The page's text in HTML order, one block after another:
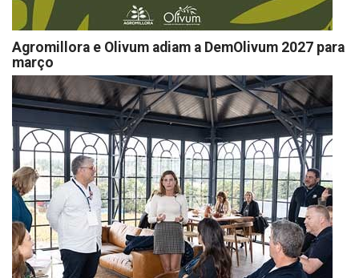
Agromillora e Olivum adiam a DemOlivum 2027 para
março